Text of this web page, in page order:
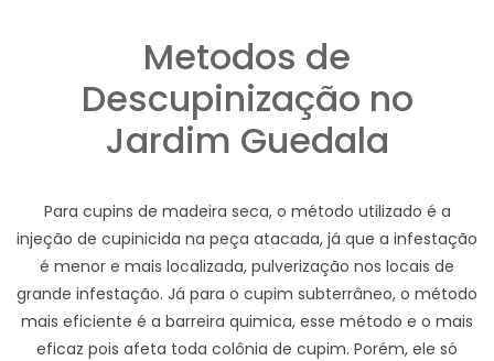
Metodos de
Descupinização no
Jardim Guedala
Para cupins de madeira seca, o método utilizado é a
injeção de cupinicida na peça atacada, já que a infestação
é menor e mais localizada, pulverização nos locais de
grande infestação. Já para o cupim subterrâneo, o método
mais eficiente é a barreira quimica, esse método e o mais
eficaz pois afeta toda colônia de cupim. Porém, ele só